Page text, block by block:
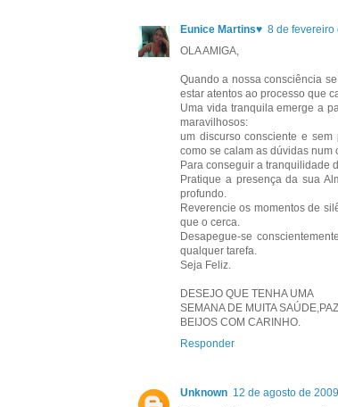
Eunice Martins♥ 8 de fevereiro
OLA AMIGA,
Quando a nossa consciência
estar atentos ao processo que
Uma vida tranquila emerge a
maravilhosos:
um discurso consciente e
como se calam as dúvidas num
Para conseguir a tranquilidade
Pratique a presença da sua
profundo.
Reverencie os momentos de
que o cerca.
Desapegue-se
qualquer tarefa.
Seja Feliz.
DESEJO QUE TENHA UMA
SEMANA DE MUITA
BEIJOS COM CARINHO.
Responder
Unknown 12 de agosto de